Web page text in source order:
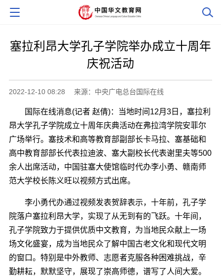
塞拉利昂大学孔子学院举办成立十周年
庆祝活动
2022-12-10 08:28 来源：中央广电总台国际在线
国际在线消息(记者 赵倩)：当地时间12月3日，塞拉利
昂大学孔子学院成立十周年庆典活动在弗拉湾学院安菲尔
广场举行。塞技术和高等教育部副部长卡马拉、塞基础和
高中教育部部长代表拉迪波、塞大副校长代表谢里夫等500
余人出席活动，中国驻塞大使馆临时代办李小勇、赣南师
范大学校长陈义旺以视频方式出席。
李小勇代办通过视频发表贺辞表示，十年前，孔子学
院落户塞拉利昂大学，实现了从无到有的飞跃。十年间，
孔子学院致力于提供优质中文教育，为当地民众献上一场
场文化盛宴，成为当地民众了解中国古老文化和现代文明
的窗口。特别是中外教师、志愿者克服各种困难挑战，辛
勤耕耘，默默坚守，展现了崇高师德，谱写了人间大爱。